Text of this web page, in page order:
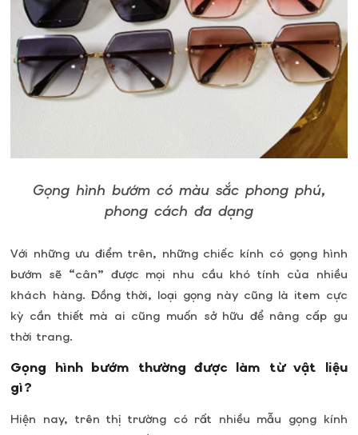
Gọng hình bướm có màu sắc phong phú,
phong cách đa dạng
Với những ưu điểm trên, những chiếc kính có gọng hình
bướm sẽ “cân” được mọi nhu cầu khó tính của nhiều
khách hàng. Đồng thời, loại gọng này cũng là item cực
kỳ cần thiết mà ai cũng muốn sở hữu để nâng cấp gu
thời trang.
Gọng hình bướm thường được làm từ vật liệu
gì?
Hiện nay, trên thị trường có rất nhiều mẫu gọng kính